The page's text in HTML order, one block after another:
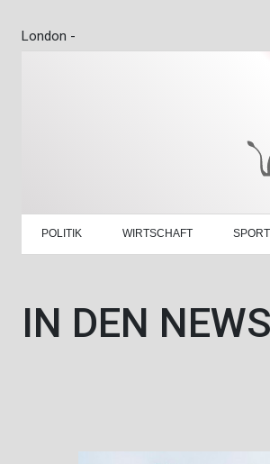
London -
POLITIK WIRTSCHAFT SPORT
IN DEN NEWS